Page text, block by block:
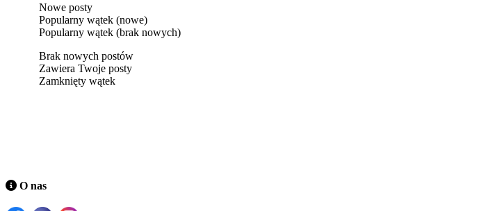
Nowe posty
Popularny wątek (nowe)
Popularny wątek (brak nowych)
Brak nowych postów
Zawiera Twoje posty
Zamknięty wątek
O nas